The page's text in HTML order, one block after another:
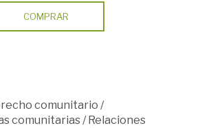
COMPRAR
comunitario /
comunitarias/Relaciones